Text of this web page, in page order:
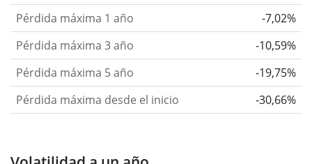
Pérdida máxima 1 año
-7,02%
Pérdida máxima 3 año
-10,59%
Pérdida máxima 5 año
-19,75%
Pérdida máxima desde el inicio
-30,66%